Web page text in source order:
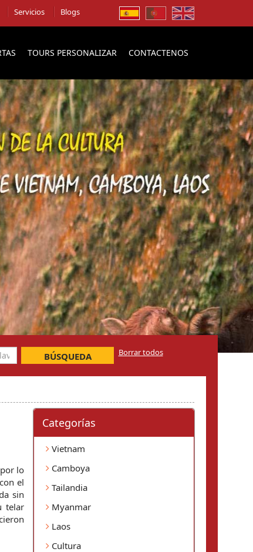
Servicios Blogs
TOURS PERSONALIZAR CONTACTENOS
BÚSQUEDA Borrar todos
lo
el
sin
telar
Categorí­as
Vietnam
Camboya
Tailandia
Myanmar
Laos
Cultura